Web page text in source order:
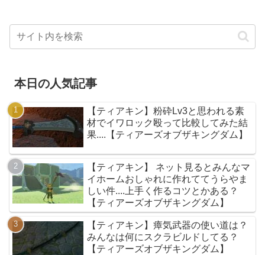
本日の人気記事
【ティアキン】粉砕Lv3と思われる素
材でイワロック殴って比較してみた結
果....【ティアーズオブザキングダム】
【ティアキン】 ネット見るとみんなマ
イホームおしゃれに作れててうらやま
しい件....上手く作るコツとかある？
【ティアーズオブザキングダム】
【ティアキン】瘴気武器の使い道は？
みんなは何にスクラビルドしてる？
【ティアーズオブザキングダム】